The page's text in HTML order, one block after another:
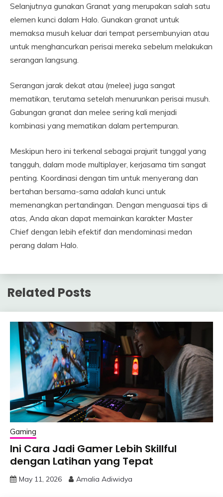
Selanjutnya gunakan Granat yang merupakan salah satu
elemen kunci dalam Halo. Gunakan granat untuk
memaksa musuh keluar dari tempat persembunyian atau
untuk menghancurkan perisai mereka sebelum melakukan
serangan langsung.
Serangan jarak dekat atau (melee) juga sangat
mematikan, terutama setelah menurunkan perisai musuh.
Gabungan granat dan melee sering kali menjadi
kombinasi yang mematikan dalam pertempuran.
Meskipun hero ini terkenal sebagai prajurit tunggal yang
tangguh, dalam mode multiplayer, kerjasama tim sangat
penting. Koordinasi dengan tim untuk menyerang dan
bertahan bersama-sama adalah kunci untuk
memenangkan pertandingan. Dengan menguasai tips di
atas, Anda akan dapat memainkan karakter Master
Chief dengan lebih efektif dan mendominasi medan
perang dalam Halo.
Related Posts
Gaming
Ini Cara Jadi Gamer Lebih Skillful
dengan Latihan yang Tepat
May 11, 2026 Amalia Adiwidya